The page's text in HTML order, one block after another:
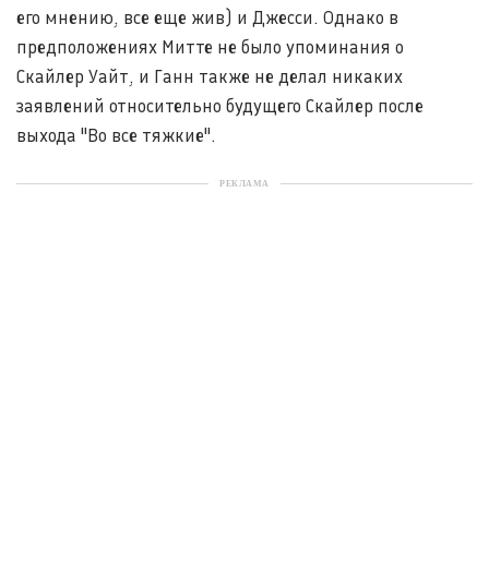
его мнению, все еще жив) и Джесси. Однако в
предположениях Митте не было упоминания о
Скайлер Уайт, и Ганн также не делал никаких
заявлений относительно будущего Скайлер после
выхода "Во все тяжкие".
РЕКЛАМА